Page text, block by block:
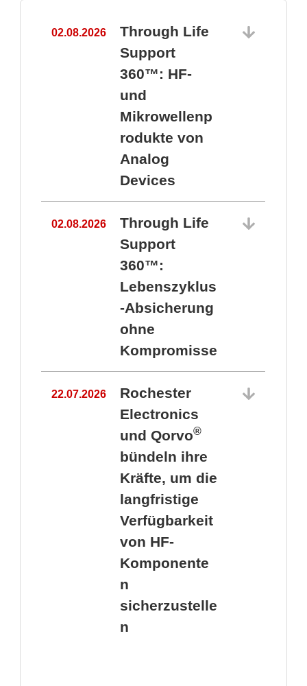
02.08.2026
Through Life
Support
360™: HF-
und
Mikrowellenp
rodukte von
Analog
Devices
02.08.2026
Through Life
Support
360™:
Lebenszyklus
-Absicherung
ohne
Kompromisse
22.07.2026
Rochester
Electronics
und Qorvo®
bündeln ihre
Kräfte, um die
langfristige
Verfügbarkeit
von HF-
Komponente
n
sicherzustelle
n